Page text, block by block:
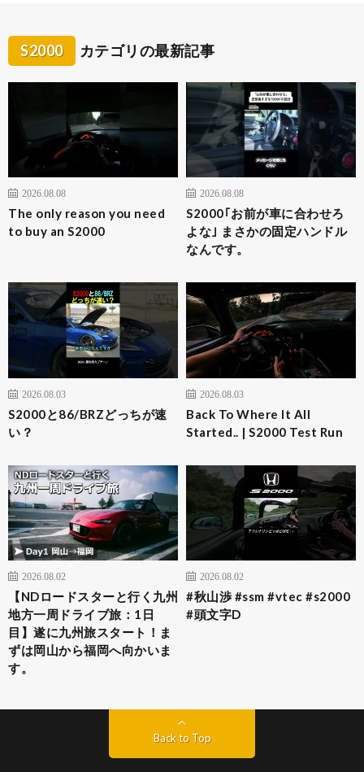
S2000 カテゴリの最新記事
2026.08.08
The only reason you need
to buy an S2000
2026.08.08
S2000｢お前が車に合わせろ
よな｣ まさかの固定ハンドル
なんです。
2026.08.03
S2000と86/BRZどっちが速
い？
2026.08.03
Back To Where It All
Started.. | S2000 Test Run
2026.08.02
【NDロードスターと行く九州
地方一周ドライブ旅：1日
目】遂に九州旅スタート！ま
ずは岡山から福岡へ向かいま
す。
2026.08.02
#秋山渉 #ssm #vtec #s2000
#頭文字D
Back to Top